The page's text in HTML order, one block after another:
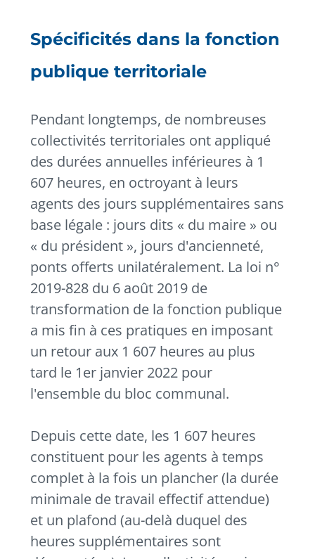
Spécificités dans la fonction
publique territoriale
Pendant longtemps, de nombreuses
collectivités territoriales ont appliqué
des durées annuelles inférieures à 1
607 heures, en octroyant à leurs
agents des jours supplémentaires sans
base légale : jours dits « du maire » ou
« du président », jours d'ancienneté,
ponts offerts unilatéralement. La loi n°
2019-828 du 6 août 2019 de
transformation de la fonction publique
a mis fin à ces pratiques en imposant
un retour aux 1 607 heures au plus
tard le 1er janvier 2022 pour
l'ensemble du bloc communal.
Depuis cette date, les 1 607 heures
constituent pour les agents à temps
complet à la fois un plancher (la durée
minimale de travail effectif attendue)
et un plafond (au-delà duquel des
heures supplémentaires sont